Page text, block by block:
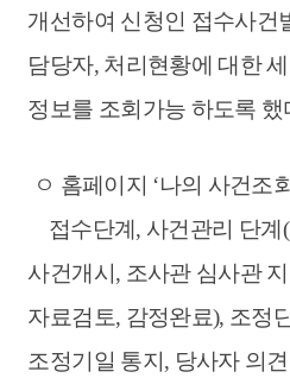
개선하여 신청인 접수사건
담당자, 처리현황에 대한
정보를 조회가능 하도록 했
ㅇ 홈페이지 ‘나의 사건조
접수단계, 사건관리 단계
사건개시, 조사관 심사관
자료검토, 감정완료), 조정
조정기일 통지, 당사자 의